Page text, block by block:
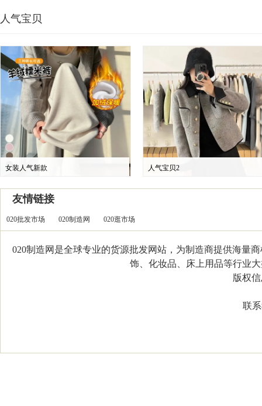
人气宝贝
女装人气新款 人气宝贝2
友情链接
020批发市场 020制造网 020逛市场
020制造网是全球专业的货源批发网站，为制造商提供海量
饰、化妆品、床上用品等行业
版权信
联